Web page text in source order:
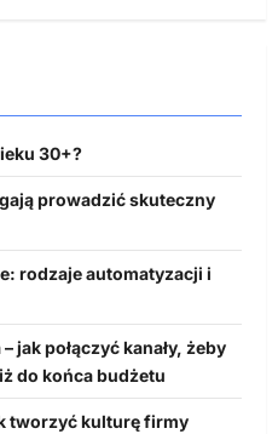
30+?
prowadzić skuteczny
rodzaje automatyzacji i
jak połączyć kanały, żeby
do końca budżetu
tworzyć kulturę firmy